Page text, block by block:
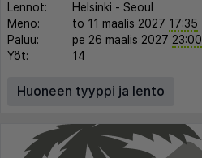
Lennot:
Helsinki - Seoul
Meno:
to 11 maalis 2027 17:35
Paluu:
pe 26 maalis 2027 23:00
Yöt:
14
Huoneen tyyppi ja lento